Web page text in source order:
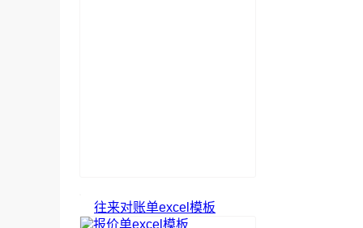
往来对账单excel模板